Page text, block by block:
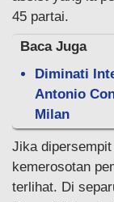
45 partai.
Baca Juga
Diminati
Antonio
Milan
Jika
kemerosotan
terlihat. Di